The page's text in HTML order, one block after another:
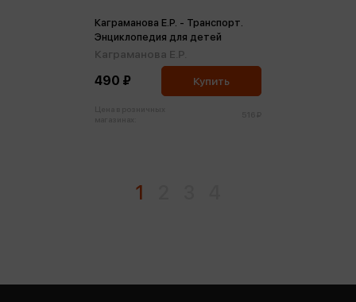
Каграманова Е.Р. - Транспорт.
Энциклопедия для детей
Каграманова Е.Р.
490 ₽ Купить
1